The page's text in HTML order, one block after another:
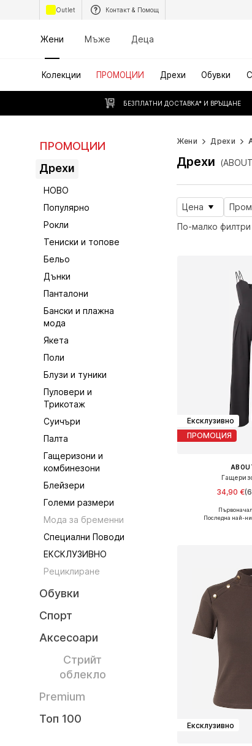
Outlet Контакт & Помощ
Жени Мъже Деца
Колекции ПРОМОЦИИ Дрехи Обувки
БЕЗПЛАТНИ ДОСТАВКА* И ВРЪЩАНЕ
ПРОМОЦИИ
Дрехи
НОВО
Популярно
Рокли
Тениски и топове
Бельо
Дънки
Панталони
Бански и плажна
мода
Якета
Поли
Блузи и туники
Пуловери и
Трикотаж
Суичъри
Палта
Гащеризони и
комбинезони
Блейзери
Големи размери
Мода за бременни
Специални Поводи
ЕКСКЛУЗИВНО
Рециклиране
Обувки
Спорт
Аксесоари
Стрийт
облекло
Premium
Топ 100
Жени Дрехи
Дрехи
Цена
По-малко филтри
Ексклузивно
ПРОМОЦИЯ
34,90 €
Налични размери:
Последна най-
Ексклузивно